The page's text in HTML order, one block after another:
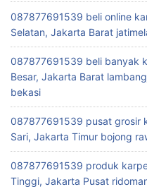
087877691539 beli online
Selatan, Jakarta Barat
087877691539 beli banyak
Besar, Jakarta Barat
bekasi
087877691539 pusat grosir
Sari, Jakarta Timur bojong
087877691539 produk
Tinggi, Jakarta Pusat